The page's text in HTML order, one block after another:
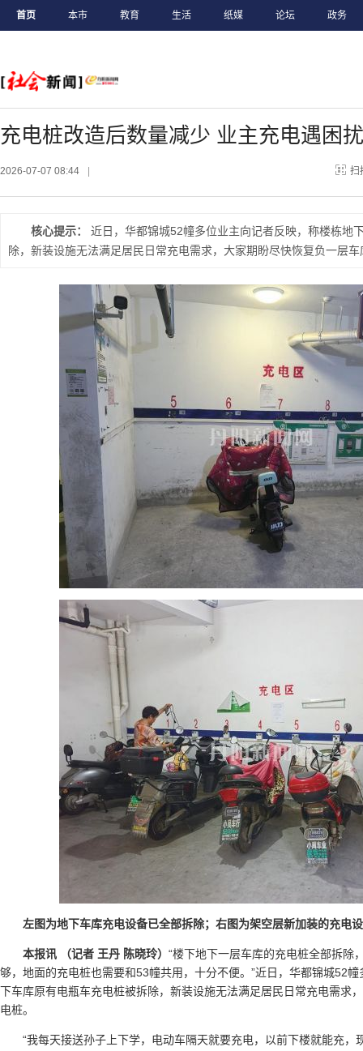
首页 本市 教育 生活 纸媒 论坛 政务
充电桩改造后数量减少 业主充电遇困
2026-07-07 08:44 扫
核心提示：
近日，华都锦城52幢多位业主向记者反映，称楼栋地
除，新装设施无法满足居民日常充电需求，大家期盼尽快恢复负一层
左图为地下车库充电设备已全部拆除；右图为架空层新加装的充电
本报讯 （记者 王丹 陈晓玲） “楼下地下一层车库的充电桩全部拆除
够，地面的充电桩也需要和53幢共用，十分不便。”近日，华都锦城52
下车库原有电瓶车充电桩被拆除，新装设施无法满足居民日常充电需求
电桩。
“我每天接送孙子上下学，电动车隔天就要充电，以前下楼就能充，